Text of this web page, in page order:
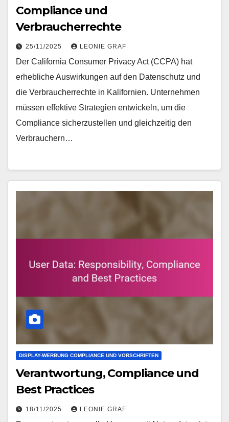
Compliance und
Verbraucherrechte
25/11/2025 LEONIE GRAF
Der California Consumer Privacy Act (CCPA) hat
erhebliche Auswirkungen auf den Datenschutz und
die Verbraucherrechte in Kalifornien. Unternehmen
müssen effektive Strategien entwickeln, um die
Compliance sicherzustellen und gleichzeitig den
Verbrauchern…
DISPLAY-WERBUNG COMPLIANCE UND VORSCHRIFTEN
Verantwortung, Compliance und
Best Practices
18/11/2025 LEONIE GRAF